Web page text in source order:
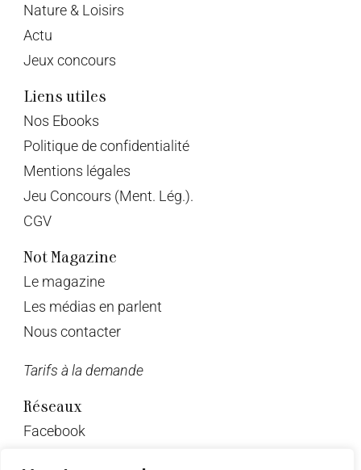
Nature & Loisirs
Actu
Jeux concours
Liens utiles
Nos Ebooks
Politique de confidentialité
Mentions légales
Jeu Concours (Ment. Lég.).
CGV
Not Magazine
Le magazine
Les médias en parlent
Nous contacter
Tarifs à la demande
Réseaux
Facebook